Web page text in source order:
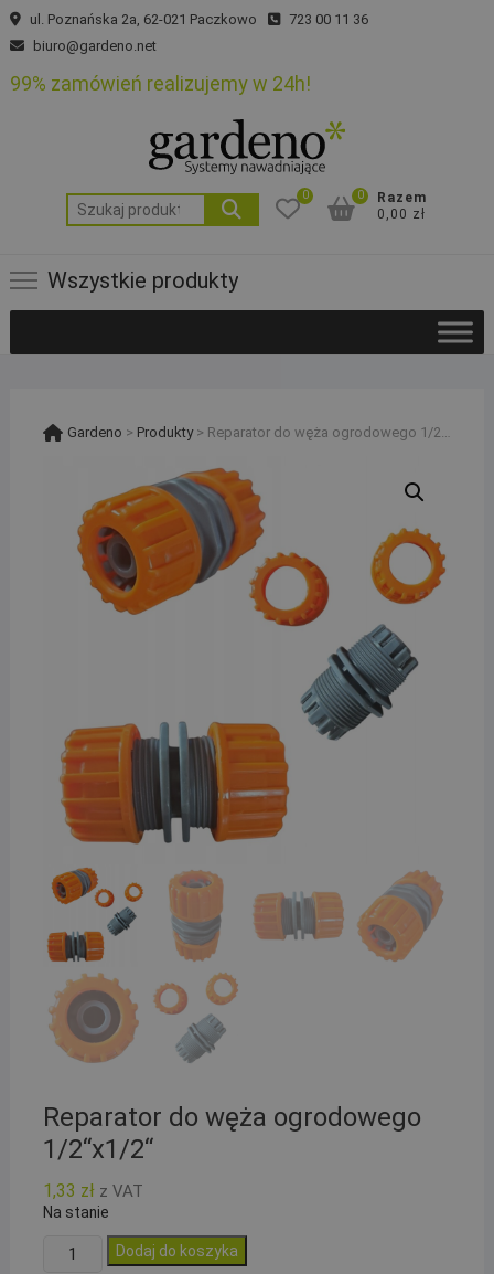
Skip
to
ul. Poznańska 2a, 62-021 Paczkowo
723 00 11 36
biuro@gardeno.net
99% zamówień realizujemy w 24h!
Szukaj:
0
Razem
0,00 zł
0
Wszystkie produkty
Gardeno > Produkty> Reparator do węża ogrodowego 1/2“x1/2“
Reparator do węża ogrodowego
1/2“x1/2“
1,33 zł z VAT
Na stanie
ilość
Dodaj do koszyka